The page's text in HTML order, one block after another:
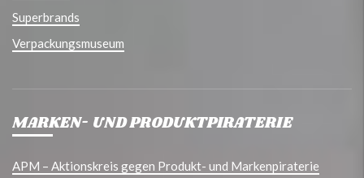
Superbrands
Verpackungsmuseum
MARKEN- UND PRODUKTPIRATERIE
APM – Aktionskreis gegen Produkt- und Markenpiraterie